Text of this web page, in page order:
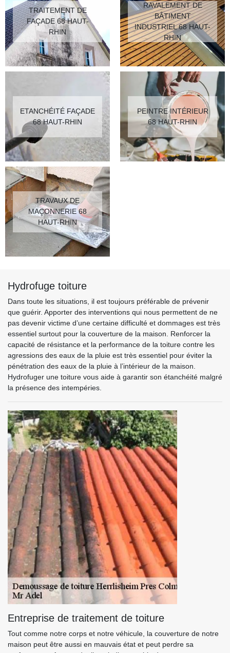
TRAITEMENT DE
FAÇADE 68 HAUT-
RHIN
RAVALEMENT DE
BÂTIMENT
INDUSTRIEL 68 HAUT-
RHIN
ETANCHÉITÉ FAÇADE
68 HAUT-RHIN
PEINTRE INTÉRIEUR
68 HAUT-RHIN
TRAVAUX DE
MAÇONNERIE 68
HAUT-RHIN
Hydrofuge toiture
Dans toute les situations, il est toujours préférable de prévenir
que guérir. Apporter des interventions qui nous permettent de ne
pas devenir victime d’une certaine difficulté et dommages est très
essentiel surtout pour la couverture de la maison. Renforcer la
capacité de résistance et la performance de la toiture contre les
agressions des eaux de la pluie est très essentiel pour éviter la
pénétration des eaux de la pluie à l’intérieur de la maison.
Hydrofuger une toiture vous aide à garantir son étanchéité malgré
la présence des intempéries.
Entreprise de traitement de toiture
Tout comme notre corps et notre véhicule, la couverture de notre
maison peut être aussi en mauvais état et peut perdre sa